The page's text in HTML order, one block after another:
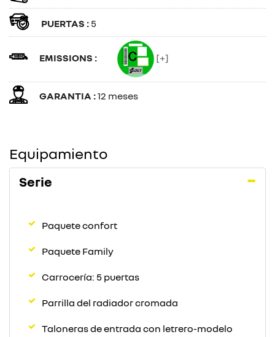
PUERTAS : 5
EMISSIONS : [+]
GARANTIA :12 meses
Equipamiento
Serie
Paquete confort
Paquete Family
Carrocería: 5 puertas
Parrilla del radiador cromada
Taloneras de entrada con letrero-modelo